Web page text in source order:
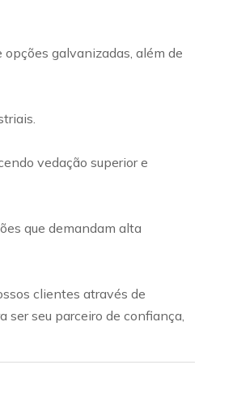
galvanizadas, além de
vedação superior e
que demandam alta
clientes através de
ser seu parceiro de confiança,